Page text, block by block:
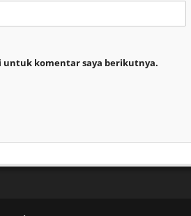
untuk komentar saya berikutnya.